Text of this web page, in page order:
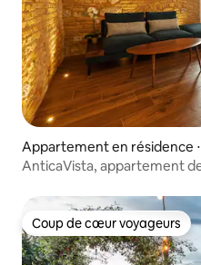
Appartement en résidence
AnticaVista, appartement
Coup de cœur voyageurs
Coup de cœur voyageurs